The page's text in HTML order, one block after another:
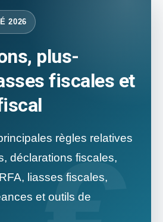
2026
plus-
fiscales et
règles relatives
déclarations fiscales,
liasses fiscales,
et outils de